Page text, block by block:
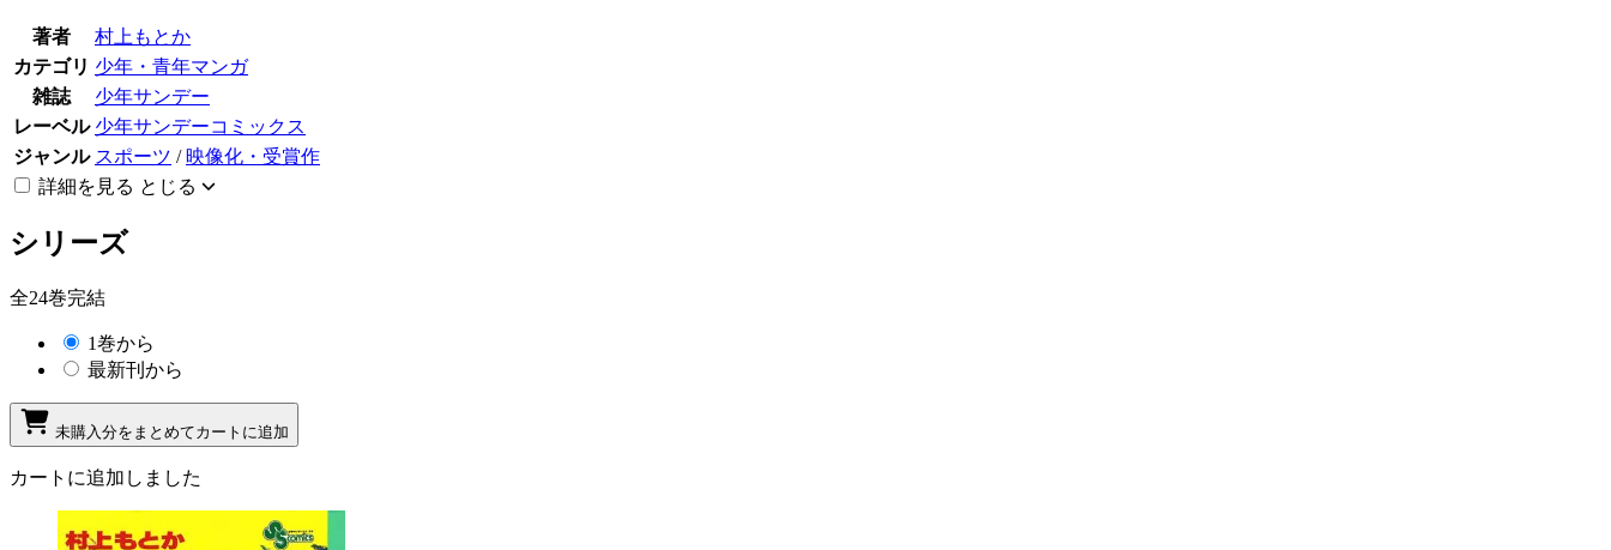
著者
村上もとか
カテゴリ 少年・青年マンガ
雑誌
少年サンデー
レーベル 少年サンデーコミックス
ジャンル スポーツ / 映像化・受賞作
詳細を見る とじる
シリーズ
全24巻完結
1巻から
最新刊から
未購入分をまとめてカートに追加
カートに追加しました